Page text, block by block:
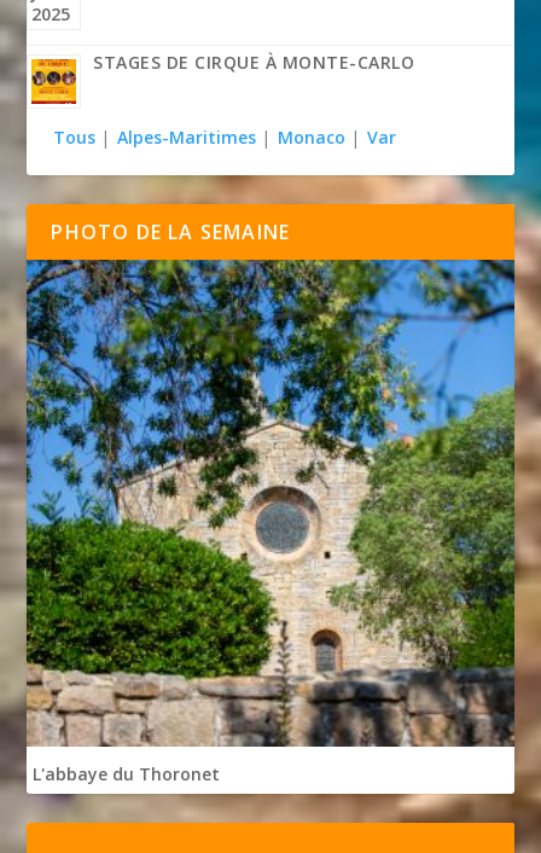
STAGES DE CIRQUE À MONTE-CARLO
Tous | Alpes-Maritimes | Monaco | Var
PHOTO DE LA SEMAINE
L'abbaye du Thoronet